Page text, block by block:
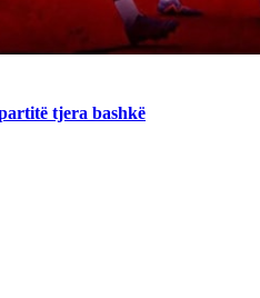
tjera bashkë